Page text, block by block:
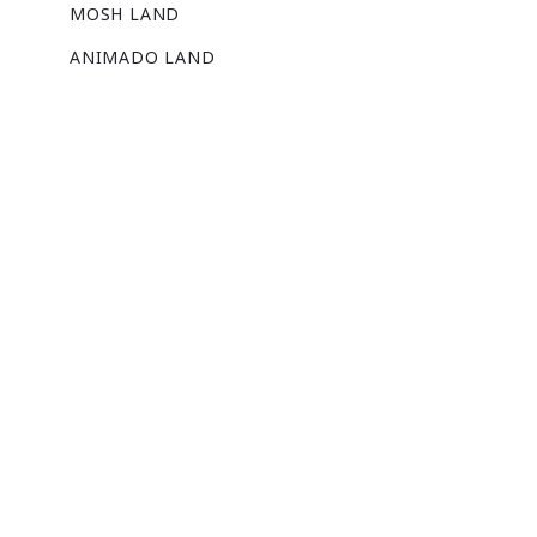
MOSH LAND
ANIMADO LAND